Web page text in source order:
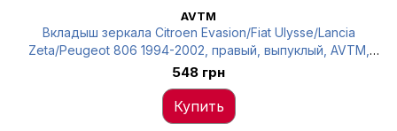
AVTM
Вкладыш зеркала Citroen Evasion/Fiat Ulysse/Lancia
Zeta/Peugeot 806 1994-2002, правый, выпуклый, AVTM,
8151FG, 186428357
548 грн
Купить